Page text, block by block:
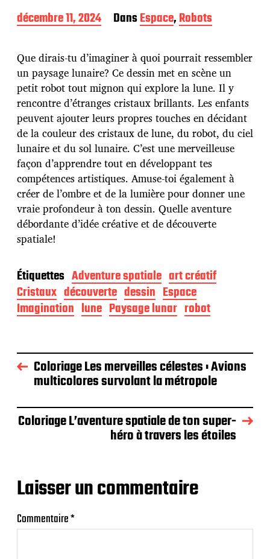
D
a
e
d
e
p
u
b
l
i
c
a
t
i
o
n
décembre 11, 2024 DansEspace,Robots
Que dirais-tu d’imaginer à quoi pourrait ressembler
un paysage lunaire? Ce dessin met en scène un
petit robot tout mignon qui explore la lune. Il y
rencontre d’étranges cristaux brillants. Les enfants
peuvent ajouter leurs propres touches en décidant
de la couleur des cristaux de lune, du robot, du ciel
lunaire et du sol lunaire. C’est une merveilleuse
façon d’apprendre tout en développant tes
compétences artistiques. Amuse-toi également à
créer de l’ombre et de la lumière pour donner une
vraie profondeur à ton dessin. Quelle aventure
débordante d’idée créative et de découverte
spatiale!
Étiquettes Adventure spatiale art créatif
Cristaux découverte dessin Espace
Imagination lune Paysage lunar robot
Coloriage Les merveilles célestes : Avions
multicolores survolant la métropole
Coloriage L’aventure spatiale de ton super-
héro à travers les étoiles
Laisser un commentaire
Commentaire*